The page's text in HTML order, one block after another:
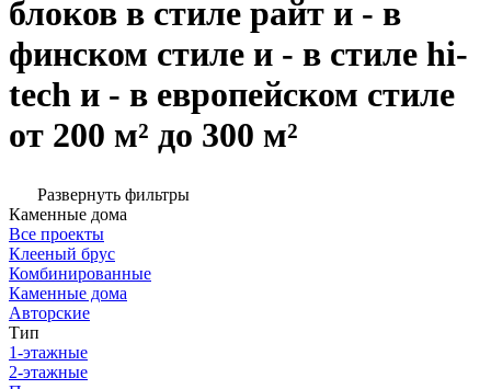
блоков в стиле райт и - в
финском стиле и - в стиле hi-
tech и - в европейском стиле
от 200 м² до 300 м²
Развернуть фильтры
Каменные дома
Все проекты
Клееный брус
Комбинированные
Каменные дома
Авторские
Тип
1-этажные
2-этажные